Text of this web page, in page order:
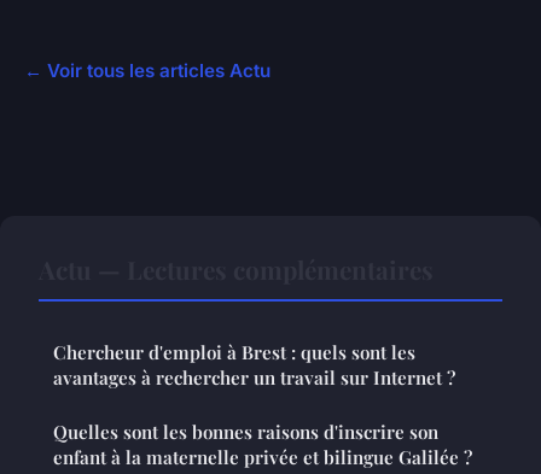
← Voir tous les articles Actu
Chercheur d'emploi à Brest : quels sont les
avantages à rechercher un travail sur Internet ?
Quelles sont les bonnes raisons d'inscrire son
enfant à la maternelle privée et bilingue Galilée ?